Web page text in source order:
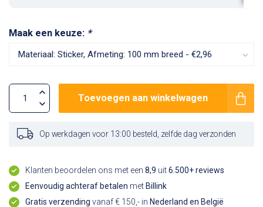
Maak een keuze: *
Toevoegen aan winkelwagen
Op werkdagen voor 13:00 besteld, zelfde dag verzonden
Klanten beoordelen ons met een 8,9 uit6.500+ reviews
Eenvoudig achteraf betalen met Billink
Gratis verzending vanaf € 150,- in Nederland en België